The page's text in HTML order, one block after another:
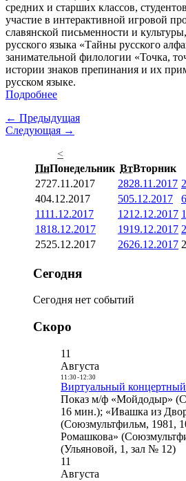
средних и старших классов,
участие в интерактивной игровой
славянской письменности и
русского языка «Тайны русского
занимательной филологии «Точка,
истории знаков препинания и их
русском языке.
Подробнее
← Предыдущая
Следующая →
<
ПнПонедельник ВтВторник
2727.11.2017 2828.11.2017
404.12.2017 505.12.2017 6
1111.12.2017 1212.12.2017
1818.12.2017 1919.12.2017
2525.12.2017 2626.12.2017
Сегодня
Сегодня нет событий
Скоро
11
Августа
11:30- 12:30
Виртуальный концертный
Показ м/ф «Мойдодыр»
16 мин.); «Ивашка из
(Союзмультфильм, 1981,
Ромашкова»
(Ульяновой, 1, зал № 12)
11
Августа